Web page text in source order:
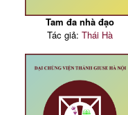
Tam đa nhà đạo
Tác giả: Thái Hà